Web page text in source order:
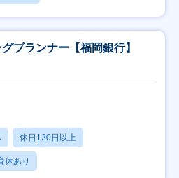
プランナー【福岡銀行】
休日120日以上
休あり